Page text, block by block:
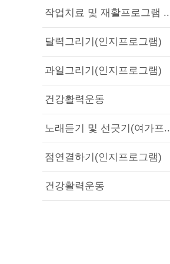
작업치료 및 재활프로그램 ..
달력그리기(인지프로그램)
과일그리기(인지프로그램)
건강활력운동
노래듣기 및 선긋기(여가프..
점연결하기(인지프로그램)
건강활력운동